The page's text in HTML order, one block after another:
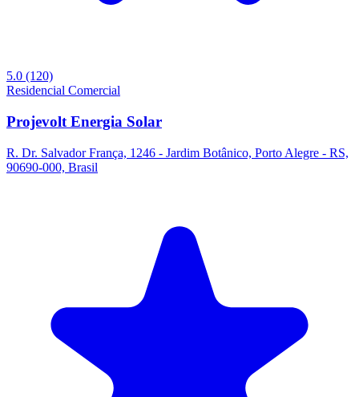
5.0 (120)
Residencial Comercial
Projevolt Energia Solar
R. Dr. Salvador França, 1246 - Jardim Botânico, Porto Alegre - RS,
90690-000, Brasil